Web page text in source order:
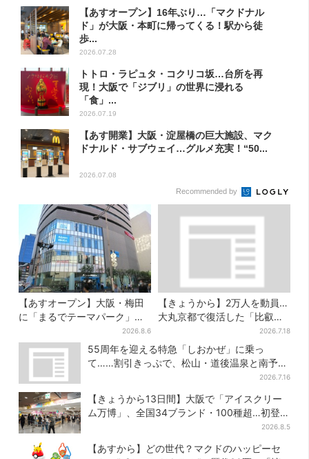
【あすオープン】16年ぶり…「マクドナル
ド」が大阪・本町に帰ってくる！駅から徒
歩...
2026.07.28
トトロ・ラピュタ・コクリコ坂…台所を再
現！大阪で「ジブリ」の世界に浸れる
「食」...
2026.07.19
【あす開業】大阪・淀屋橋の巨大施設、マク
ドナルド・サブウェイ…グルメ充実！“50...
2026.07.08
Recommended by
【あすオープン】大阪・梅田
に「まるでテーマパーク」な
巨大スポーツ店、461ブラン
ド集結！ 6フロアをまとめて
紹介
2026.8.6
【きょうから】2万人を動員…
大丸京都で復活した「比叡山
お化け屋敷」、コース延長
で“怖さ”パワーアップ
2026.7.18
55周年を迎える特急「しおかぜ」に乗っ
て……割引きっぷで、松山・道後温泉と南予を
2026.7.16
【きょうから13日間】大阪で「アイスクリー
ム万博」、全国34ブランド・100種超…初登場
2026.8.5
【あすから】どの世代？マクドのハッピーセ